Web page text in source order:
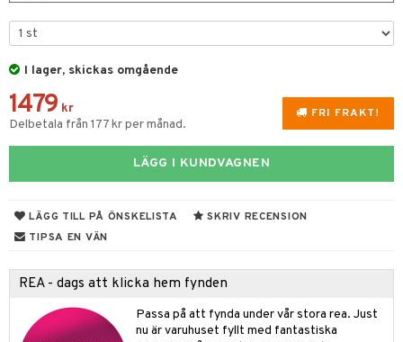
I lager, skickas omgående
FRI FRAKT!
1479 kr
Delbetala från 177 kr per månad.
LÄGG I KUNDVAGNEN
LÄGG TILL PÅ ÖNSKELISTA
SKRIV RECENSION
TIPSA EN VÄN
REA - dags att klicka hem fynden
Passa på att fynda under vår stora rea. Just
nu är varuhuset fyllt med fantastiska
& Gelé
& Highlighter
Dagcreme
/ Kajal
up
utan sol
& tvål
spray
& Rumsdoft
de cologne
de parfum
de toilette
trimmers
utan sol